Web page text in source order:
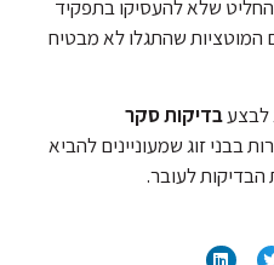
שלא להעסיקו בתפקיד
המוטציות שהתגלו לא מבטיח
לבצעבדיקות סקר
בבני זוג שמעוניינים להביא
הבדיקות לעובר.